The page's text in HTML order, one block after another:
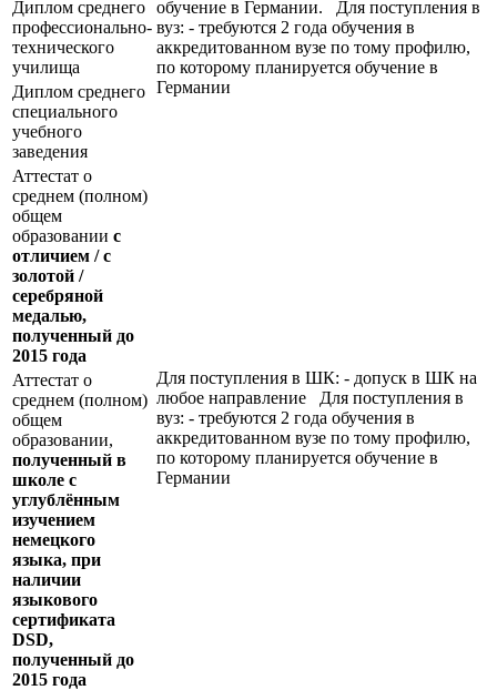
обучение в Германии. Для поступления в
вуз: - требуются 2 года обучения в
аккредитованном вузе по тому профилю,
по которому планируется обучение в
Германии
Диплом среднего
профессионально-
технического
училища
Диплом среднего
специального
учебного
заведения
Аттестат о
среднем (полном)
общем
образовании с
отличием / с
золотой /
серебряной
медалью,
полученный до
2015 года
Для поступления в ШК: - допуск в ШК на
любое направление Для поступления в
вуз: - требуются 2 года обучения в
аккредитованном вузе по тому профилю,
по которому планируется обучение в
Германии
Аттестат о
среднем (полном)
общем
образовании,
полученный в
школе с
углублённым
изучением
немецкого
языка, при
наличии
языкового
сертификата
DSD,
полученный до
2015 года